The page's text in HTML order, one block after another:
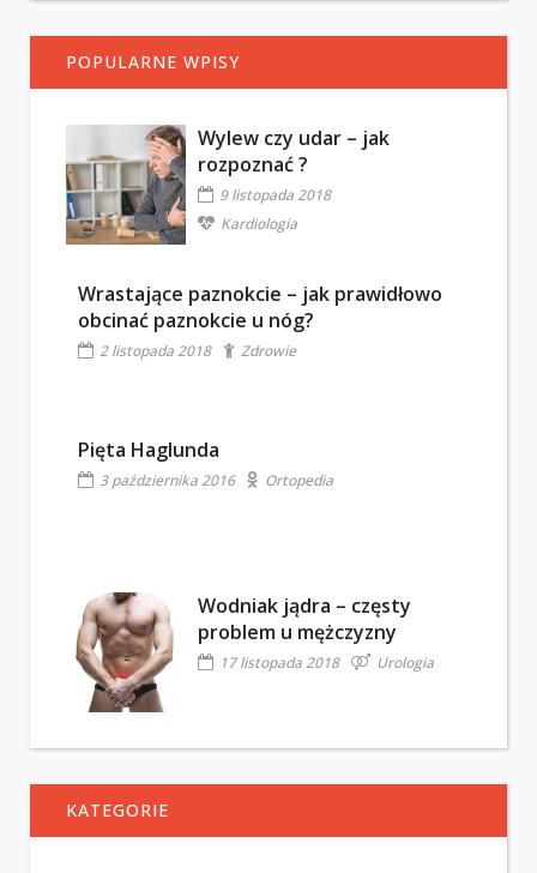
POPULARNE WPISY
Wylew czy udar – jak
rozpoznać ?
9 listopada 2018
Kardiologia
Wrastające paznokcie – jak prawidłowo
obcinać paznokcie u nóg?
2 listopada 2018 Zdrowie
Pięta Haglunda
3 października 2016 Ortopedia
Wodniak jądra – częsty
problem u mężczyzny
17 listopada 2018 Urologia
KATEGORIE